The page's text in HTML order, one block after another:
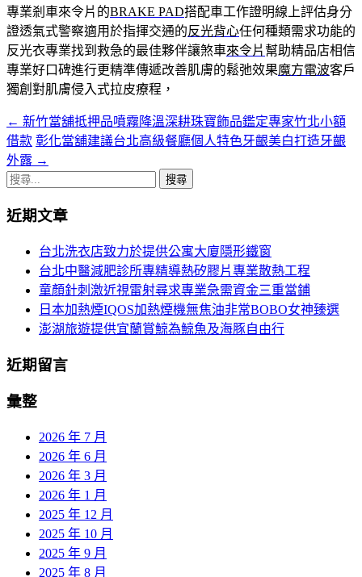
專業剎車來令片的BRAKE PAD搭配車工作證明線上評估身分
證透氣式警察適用於指揮交通的反光背心任何種類需求功能的
反光衣專業找到救急的最佳夥伴讓煞車來令片 幫助精品店相信
專業好口碑進行更精準傳遞改善肌膚的鬆弛效果魔方電波客戶
獨創對肌膚侵入式拉皮療程，
文
章
導
覽
← 新竹當舖抵押品噴霧降溫深耕珠寶飾品鑑定專家竹北小額
借款 彰化當舖建議台北高級餐廳個人特色牙齦美白打造牙齦
外露 →
搜
關
近期文章
台北洗衣店致力於提供公寓大廈隱形鐵窗
台北中醫減肥診所專精導熱矽膠片專業散熱工程
童顏針刺激近視雷射尋求專業急需資金三重當鋪
日本加熱煙IQOS加熱煙機無焦油非常BOBO女神臻選
澎湖旅遊提供宜蘭賞鯨為鯨魚及海豚自由行
近期留言
彙整
2026 年 7 月
2026 年 6 月
2026 年 3 月
2026 年 1 月
2025 年 12 月
2025 年 10 月
2025 年 9 月
2025 年 8 月